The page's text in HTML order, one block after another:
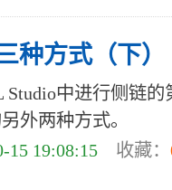
种方式（下）
中进行侧链
外两种方式。
15 19:08:15 收藏：